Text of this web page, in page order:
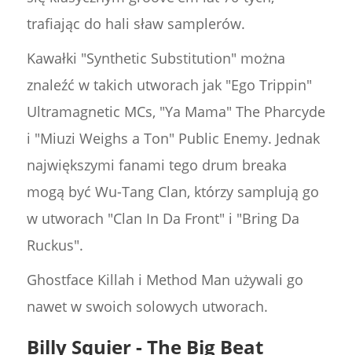
trafiając do hali sław samplerów.
Kawałki "Synthetic Substitution" można
znaleźć w takich utworach jak "Ego Trippin"
Ultramagnetic MCs, "Ya Mama" The Pharcyde
i "Miuzi Weighs a Ton" Public Enemy. Jednak
największymi fanami tego drum breaka
mogą być Wu-Tang Clan, którzy samplują go
w utworach "Clan In Da Front" i "Bring Da
Ruckus".
Ghostface Killah i Method Man używali go
nawet w swoich solowych utworach.
Billy Squier - The Big Beat